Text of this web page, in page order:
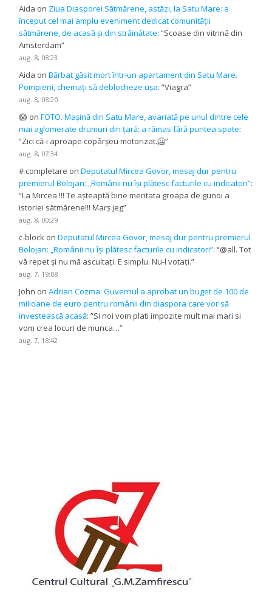
Aida on Ziua Diasporei Sătmărene, astăzi, la Satu Mare: a
început cel mai amplu eveniment dedicat comunității
sătmărene, de acasă și din străinătate: “Scoase din vitrină din
Amsterdam”
aug. 8, 08:23
Aida onBărbat găsit mort într-un apartament din Satu Mare.
Pompierii, chemați să deblocheze ușa: “Viagra”
aug. 8, 08:20
😱 onFOTO. Mașină din Satu Mare, avariată pe unul dintre cele
mai aglomerate drumuri din țară: a rămas fără puntea spate:
“Zici că-i aproape copârșeu motorizat.🥶”
aug. 8, 07:34
# completare onDeputatul Mircea Govor, mesaj dur pentru
premierul Bolojan: „Românii nu își plătesc facturile cu indicatori”:
“La Mircea !!! Te așteaptă bine meritata groapa de gunoi a
istoriei sătmărene!!! Marș jeg”
aug. 8, 00:29
c-block onDeputatul Mircea Govor, mesaj dur pentru premierul
Bolojan: „Românii nu își plătesc facturile cu indicatori”: “@all. Tot
vă repet și nu mă ascultați. E simplu. Nu-l votați.”
aug. 7, 19:08
John onAdrian Cozma: Guvernul a aprobat un buget de 100 de
milioane de euro pentru românii din diaspora care vor să
investească acasă: “Si noi vom plati impozite mult mai mari si
vom crea locuri de munca…”
aug. 7, 18:42